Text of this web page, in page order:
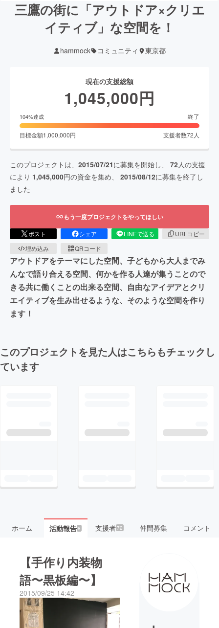
三鷹の街に「アウトドア×クリエ
イティブ」な空間を！
hammock コミュニティ 東京都
現在の支援総額
1,045,000円
104%達成 終了
目標金額1,000,000円 支援者数72 人
このプロジェクトは、 2015/07/21に募集を開始し、 72人の支援
により 1,045,000円の資金を集め、 2015/08/12に募集を終了し
ました
もう一度プロジェクトをやってほしい
ポスト シェア LINEで送る
URLコピー
埋め込み
QRコード
アウトドアをテーマにした空間、子どもから大人までみ
んなで語り合える空間、何かを作る人達が集うことので
きる共に働くことの出来る空間、自由なアイデアとクリ
エイティブを生み出せるような、そのような空間を作り
ます！
このプロジェクトを見た人はこちらもチェックし
ています
ホーム 活動報告8 支援者72 仲間募集 コメント
【手作り内装物
語〜黒板編〜】
2015/09/25 14:42